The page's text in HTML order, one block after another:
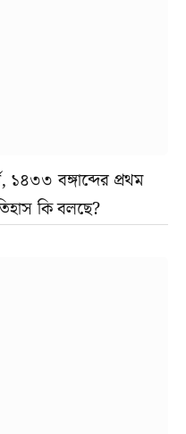
বঙ্গাব্দের প্রথম
কি বলছে?